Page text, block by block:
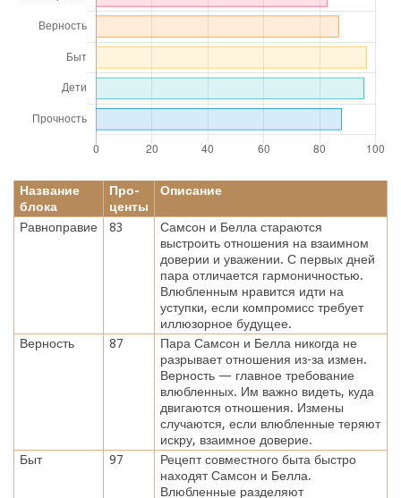
Название
блока
Про-
центы
Описание
Равноправие 83
Самсон и Белла стараются
выстроить отношения на взаимном
доверии и уважении. С первых дней
пара отличается гармоничностью.
Влюбленным нравится идти на
уступки, если компромисс требует
иллюзорное будущее.
Верность
87
Пара Самсон и Белла никогда не
разрывает отношения из-за измен.
Верность — главное требование
влюбленных. Им важно видеть, куда
двигаются отношения. Измены
случаются, если влюбленные теряют
искру, взаимное доверие.
Быт
97
Рецепт совместного быта быстро
находят Самсон и Белла.
Влюбленные разделяют